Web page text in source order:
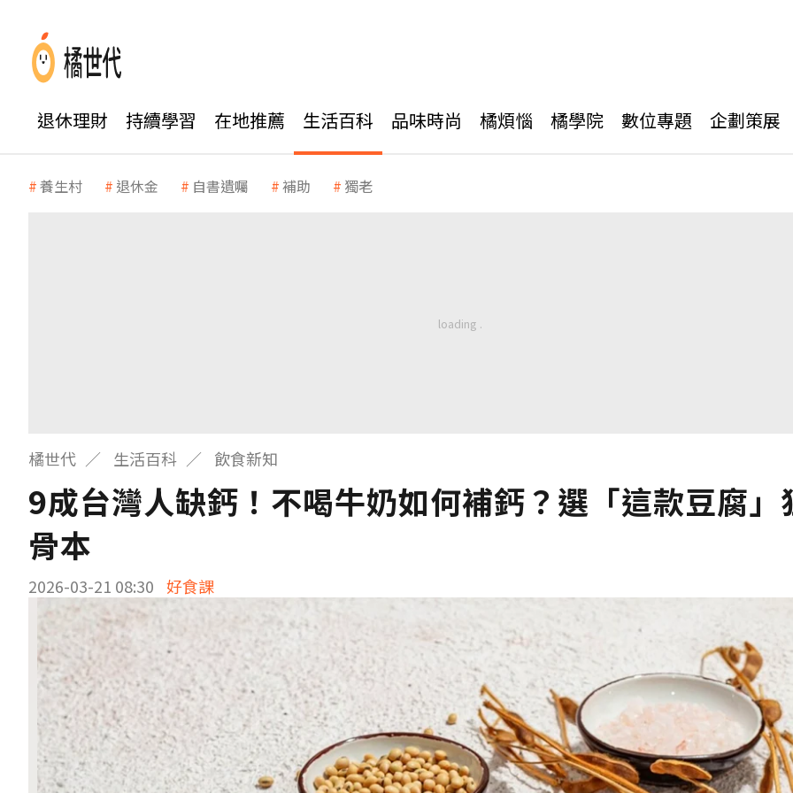
退休理財 持續學習 在地推薦 生活百科 品味時尚 橘煩惱 橘學院 數位專題 企劃策展
養生村 退休金 自書遺囑 補助 獨老
橘世代 生活百科 飲食新知
9成台灣人缺鈣！不喝牛奶如何補鈣？選「這款豆腐」
骨本
2026-03-21 08:30 好食課